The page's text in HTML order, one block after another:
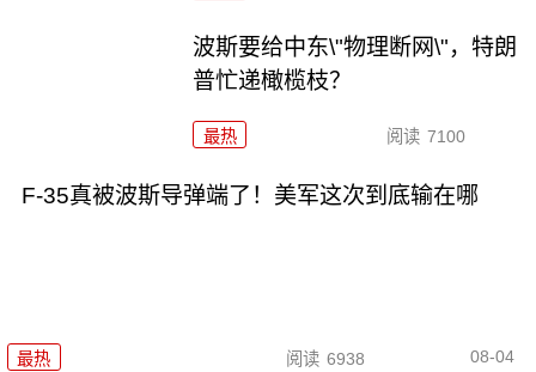
波斯要给中东\"物理断网\"，特朗
普忙递橄榄枝？
最热 阅读 7100
F-35真被波斯导弹端了！美军这次到底输在哪
最热 阅读 6938 08-04